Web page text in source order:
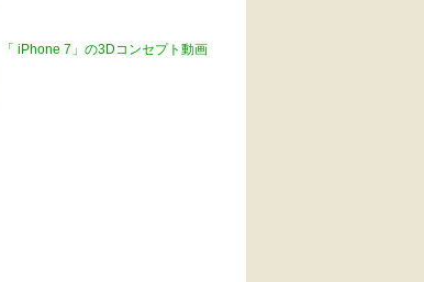
「 iPhone 7」の3Dコンセプト動画